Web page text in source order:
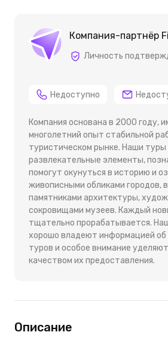
Компания-партнёр
Личность
Недоступно
Компания основана в 2000 году,
многолетний опыт стабильной
туристическом рынке. Наши
развлекательные элементы,
помогут окунуться в историю и
живописными обликами городов,
памятниками архитектуры,
сокровищами музеев. Каждый
тщательно прорабатывается.
хорошо владеют информацией об
туров и особое внимание
качеством их предоставления.
Описание